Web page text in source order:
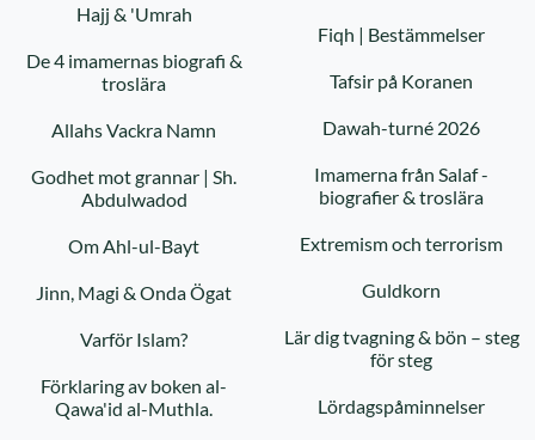
Hajj & 'Umrah
Fiqh | Bestämmelser
De 4 imamernas biografi &
troslära
Tafsir på Koranen
Dawah-turné 2026
Allahs Vackra Namn
Imamerna från Salaf -
biografier & troslära
Godhet mot grannar | Sh.
Abdulwadod
Extremism och terrorism
Om Ahl-ul-Bayt
Guldkorn
Jinn, Magi & Onda Ögat
Lär dig tvagning & bön – steg
för steg
Varför Islam?
Förklaring av boken al-
Qawa'id al-Muthla.
Lördagspåminnelser